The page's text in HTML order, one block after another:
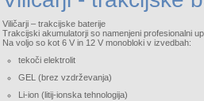
Viličarji – trakcijske baterije
Trakcijski akumulatorji so namenjeni profesionalni
Na voljo so kot 6 V in 12 V monobloki v izvedbah:
tekoči elektrolit
GEL (brez vzdrževanja)
Li-ion (litij-ionska tehnologija)